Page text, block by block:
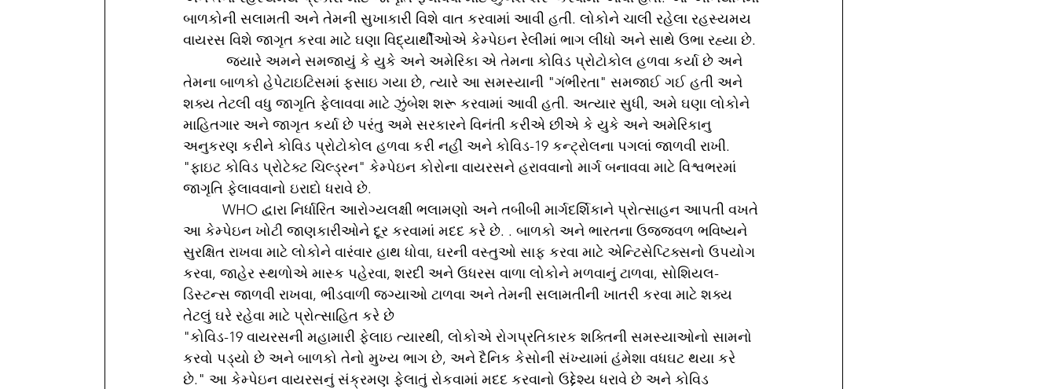
બાળકોની સલામતી અને તેમની સુખાકારી વિશે વાત કરવામાં આવી હતી. લોકોને ચાલી રહેલા રહસ્યમય
વાયરસ વિશે જાગૃત કરવા માટે ઘણા વિદ્યાર્થીઓએ કેમ્પેઇન રેલીમાં ભાગ લીધો અને સાથે ઉભા રહ્યા છે.
તેમના બાળકો હેપેટાઇટિસમાં ફસાઇ ગયા છે, ત્યારે આ સમસ્યાની "ગંભીરતા" સમજાઈ ગઈ હતી અને
શક્ય તેટલી વધુ જાગૃતિ ફેલાવવા માટે ઝુંબેશ શરૂ કરવામાં આવી હતી. અત્યાર સુધી, અમે ઘણા લોકોને
માહિતગાર અને જાગૃત કર્યા છે પરંતુ અમે સરકારને વિનંતી કરીએ છીએ કે યુકે અને અમેરિકાનુ
અનુકરણ કરીને કોવિડ પ્રોટોકોલ હળવા કરી નહીં અને કોવિડ-19 કન્ટ્રોલના પગલાં જાળવી રાખી.
"ફાઇટ કોવિડ પ્રોટેક્ટ ચિલ્ડ્રન" કેમ્પેઇન કોરોના વાયરસને હરાવવાનો માર્ગ બનાવવા માટે વિશ્વભરમાં
જાગૃતિ ફેલાવવાનો ઇરાદો ધરાવે છે.
આ કેમ્પેઇન ખોટી જાણકારીઓને દૂર કરવામાં મદદ કરે છે. . બાળકો અને ભારતના ઉજ્જવળ ભવિષ્યને
સુરક્ષિત રાખવા માટે લોકોને વારંવાર હાથ ધોવા, ઘરની વસ્તુઓ સાફ કરવા માટે એન્ટિસેપ્ટિક્સનો ઉપયોગ
કરવા, જાહેર સ્થળોએ માસ્ક પહેરવા, શરદી અને ઉધરસ વાળા લોકોને મળવાનું ટાળવા, સોશિયલ-
ડિસ્ટન્સ જાળવી રાખવા, ભીડવાળી જગ્યાઓ ટાળવા અને તેમની સલામતીની ખાતરી કરવા માટે શક્ય
તેટલું ઘરે રહેવા માટે પ્રોત્સાહિત કરે છે
"કોવિડ-19 વાયરસની મહામારી ફેલાઇ ત્યારથી, લોકોએ રોગપ્રતિકારક શક્તિની સમસ્યાઓનો સામનો
કરવો પડ્યો છે અને બાળકો તેનો મુખ્ય ભાગ છે, અને દૈનિક કેસોની સંખ્યામાં હંમેશા વધઘટ થયા કરે
છે." આ કેમ્પેઇન વાયરસનું સંક્રમણ ફેલાતું રોકવામાં મદદ કરવાનો ઉદ્દેશ્ય ધરાવે છે અને કોવિડ